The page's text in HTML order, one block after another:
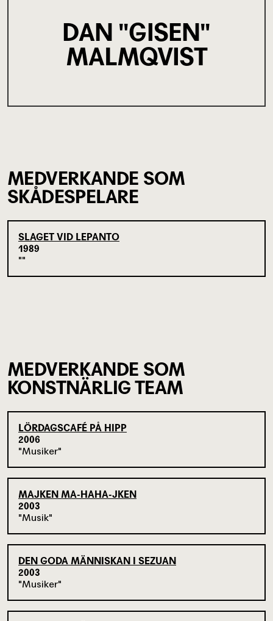
DAN "GISEN"
MALMQVIST
MEDVERKANDE SOM
SKÅDESPELARE
SLAGET VID LEPANTO
1989
MEDVERKANDE SOM
KONSTNÄRLIG TEAM
LÖRDAGSCAFÉ PÅ HIPP
2006
Musiker
MAJKEN MA-HAHA-JKEN
2003
Musik
DEN GODA MÄNNISKAN I SEZUAN
2003
Musiker